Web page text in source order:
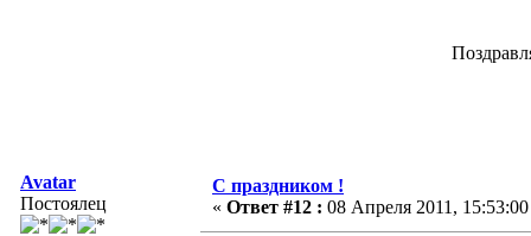
Поздравляю Всех
Avatar
Постоялец
С праздником !
« Ответ #12 : 08 Апреля 2011,